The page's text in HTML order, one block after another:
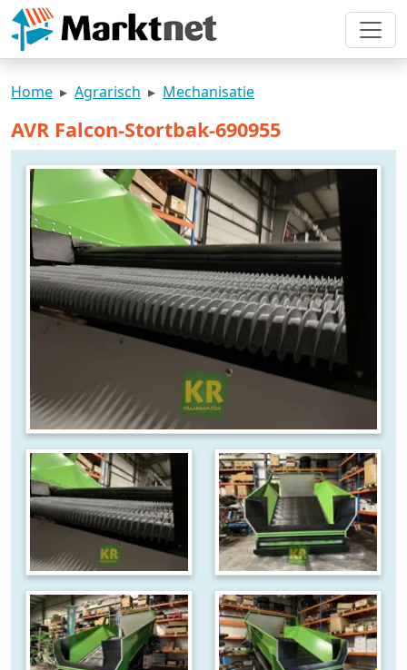
Home Agrarisch Mechanisatie
AVR Falcon-Stortbak-690955